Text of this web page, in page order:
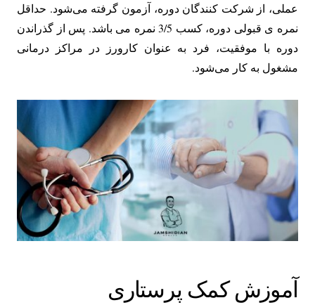
عملی، از شرکت کنندگان دوره، آزمون گرفته می‌شود. حداقل
نمره ی قبولی دوره، کسب 3/5 نمره می باشد. پس از گذراندن
دوره با موفقیت، فرد به عنوان کارورز در مراکز درمانی
مشغول به کار می‌شود.
آموزش کمک پرستاری